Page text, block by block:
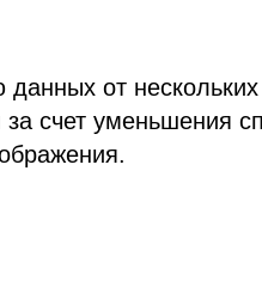
от
счет уменьшения